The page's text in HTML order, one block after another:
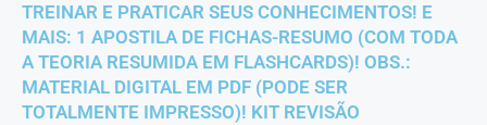
TREINAR E PRATICAR SEUS CONHECIMENTOS! E
MAIS: 1 APOSTILA DE FICHAS-RESUMO (COM TODA
A TEORIA RESUMIDA EM FLASHCARDS)! OBS.:
MATERIAL DIGITAL EM PDF (PODE SER
TOTALMENTE IMPRESSO)! KIT REVISÃO